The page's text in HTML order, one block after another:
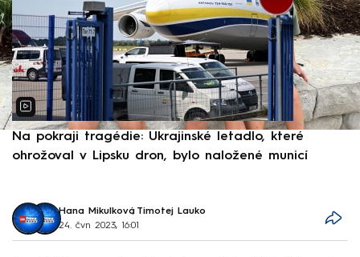
Na pokraji tragédie: Ukrajinské letadlo, které
ohrožoval v Lipsku dron, bylo naložené municí
Hana Mikulková, Timotej Lauko
24. čvn 2023, 16:01